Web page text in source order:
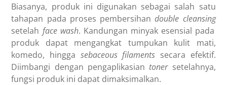
Biasanya, produk ini digunakan sebagai salah satu
tahapan pada proses pembersihandouble cleansing
setelah face wash. Kandungan minyak esensial pada
produk dapat mengangkat tumpukan kulit mati,
komedo, hingga sebaceous filaments secara efektif.
Diimbangi dengan pengaplikasian toner setelahnya,
fungsi produk ini dapat dimaksimalkan.